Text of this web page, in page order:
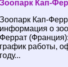
Зоопарк Кап-
Зоопарк Кап-
информация о
Феррат
график работы,
году...